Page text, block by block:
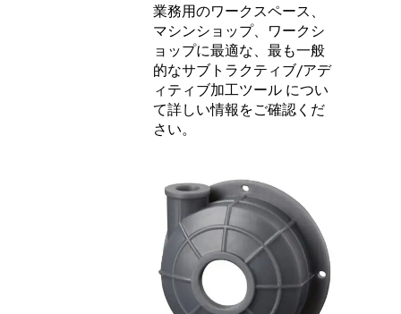
業務用のワークスペース、
マシンショップ、ワークシ
ョップに最適な、最も一般
的なサブトラクティブ/アデ
ィティブ加工ツール につい
て詳しい情報をご確認くだ
さい。